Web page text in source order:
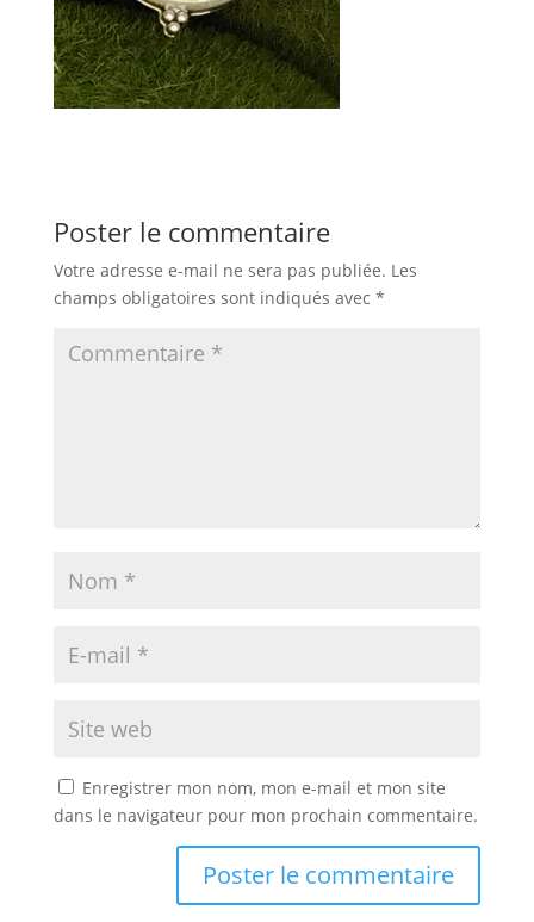
Poster le commentaire
Votre adresse e-mail ne sera pas publiée. Les
champs obligatoires sont indiqués avec *
Enregistrer mon nom, mon e-mail et mon site
dans le navigateur pour mon prochain commentaire.